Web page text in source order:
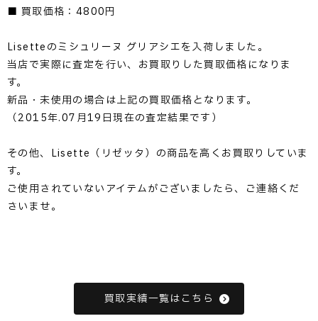
■ 買取価格：4800円
Lisetteのミシュリーヌ グリアシエを入荷しました。
当店で実際に査定を行い、お買取りした買取価格になりま
す。
新品・未使用の場合は上記の買取価格となります。
（2015年.07月19日現在の査定結果です）
その他、Lisette（リゼッタ）の商品を高くお買取りしていま
す。
ご使用されていないアイテムがございましたら、ご連絡くだ
さいませ。
買取実績一覧はこちら